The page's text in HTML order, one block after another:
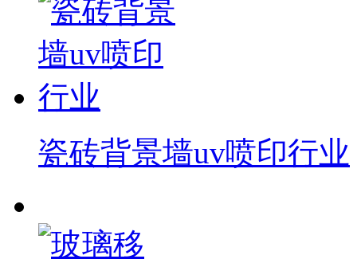
瓷砖背景墙uv喷印行业